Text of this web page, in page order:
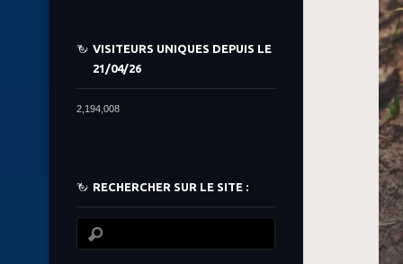
VISITEURS UNIQUES DEPUIS LE
21/04/26
2,194,008
RECHERCHER SUR LE SITE :